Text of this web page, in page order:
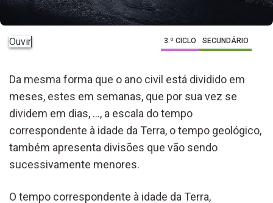
Ouvir 3.º CICLO SECUNDÁRIO
Da mesma forma que o ano civil está dividido em
meses, estes em semanas, que por sua vez se
dividem em dias, …, a escala do tempo
correspondente à idade da Terra, o tempo geológico,
também apresenta divisões que vão sendo
sucessivamente menores.
O tempo correspondente à idade da Terra,